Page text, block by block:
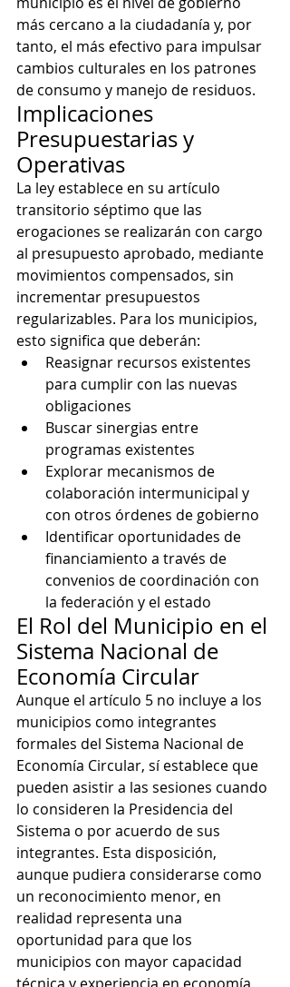
más cercano a la ciudadanía y, por
tanto, el más efectivo para impulsar
cambios culturales en los patrones
de consumo y manejo de residuos.
Implicaciones
Presupuestarias y
Operativas
La ley establece en su artículo
transitorio séptimo que las
erogaciones se realizarán con cargo
al presupuesto aprobado, mediante
movimientos compensados, sin
incrementar presupuestos
regularizables. Para los municipios,
esto significa que deberán:
Reasignar recursos existentes
para cumplir con las nuevas
obligaciones
Buscar sinergias entre
programas existentes
Explorar mecanismos de
colaboración intermunicipal y
con otros órdenes de gobierno
Identificar oportunidades de
financiamiento a través de
convenios de coordinación con
la federación y el estado
El Rol del Municipio en el
Sistema Nacional de
Economía Circular
Aunque el artículo 5 no incluye a los
municipios como integrantes
formales del Sistema Nacional de
Economía Circular, sí establece que
pueden asistir a las sesiones cuando
lo consideren la Presidencia del
Sistema o por acuerdo de sus
integrantes. Esta disposición,
aunque pudiera considerarse como
un reconocimiento menor, en
realidad representa una
oportunidad para que los
municipios con mayor capacidad